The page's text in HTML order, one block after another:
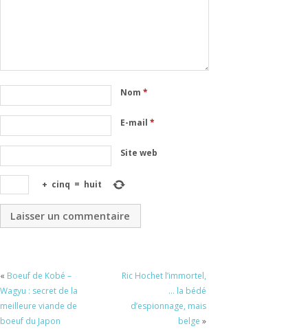
Nom*
E-mail*
Site web
+ cinq = huit
« Boeuf de Kobé –
Wagyu : secret de la
meilleure viande de
boeuf du Japon
Ric Hochet l’immortel,
… la bédé
d’espionnage, mais
belge »